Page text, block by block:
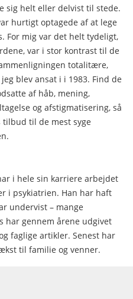
sig helt eller delvist til stede.
hurtigt optagede af at lege
For mig var det helt tydeligt,
var i stor kontrast til de
totalitære,
blev ansat i i 1983. Find de
af håb, mening,
og afstigmatisering, så
til de mest syge
i hele sin karriere arbejdet
i psykiatrien. Han har haft
undervist – mange
har gennem årene udgivet
faglige artikler. Senest har
til familie og venner.